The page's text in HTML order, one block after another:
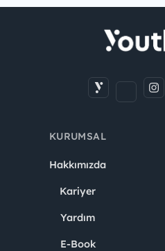
KURUMSAL
Hakkımızda
Kariyer
Yardım
E-Book